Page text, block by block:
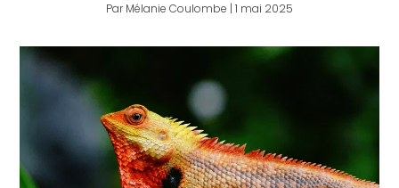
Par Mélanie Coulombe | 1 mai 2025